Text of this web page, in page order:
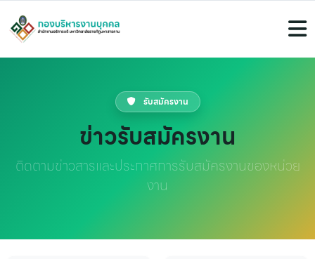
รับสมัครงาน
ข่าวรับสมัครงาน
ติดตามข่าวสารและประกาศการรับสมัครงานของหน่วย
งาน